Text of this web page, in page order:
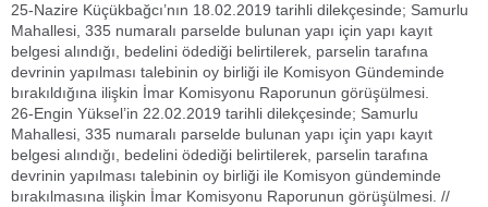
25-Nazire Küçükbağcı’nın 18.02.2019 tarihli dilekçesinde; Samurlu
Mahallesi, 335 numaralı parselde bulunan yapı için yapı kayıt
belgesi alındığı, bedelini ödediği belirtilerek, parselin tarafına
devrinin yapılması talebinin oy birliği ile Komisyon Gündeminde
bırakıldığına ilişkin İmar Komisyonu Raporunun görüşülmesi.
26-Engin Yüksel’in 22.02.2019 tarihli dilekçesinde; Samurlu
Mahallesi, 335 numaralı parselde bulunan yapı için yapı kayıt
belgesi alındığı, bedelini ödediği belirtilerek, parselin tarafına
devrinin yapılması talebinin oy birliği ile Komisyon gündeminde
bırakılmasına ilişkin İmar Komisyonu Raporunun görüşülmesi. //